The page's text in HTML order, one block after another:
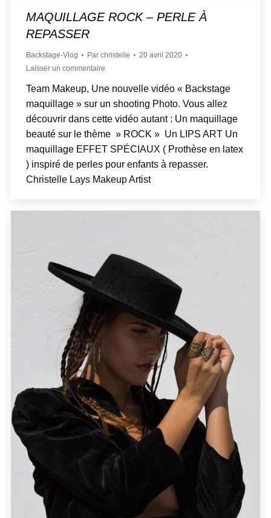
MAQUILLAGE ROCK – PERLE À
REPASSER
Backstage-Vlog Par christelle
20 avril 2020
Laisser un commentaire
Team Makeup, Une nouvelle vidéo « Backstage
maquillage » sur un shooting Photo. Vous allez
découvrir dans cette vidéo autant : Un maquillage
beauté sur le thème » ROCK » Un LIPS ART Un
maquillage EFFET SPÉCIAUX ( Prothèse en latex
) inspiré de perles pour enfants à repasser.
Christelle Lays Makeup Artist